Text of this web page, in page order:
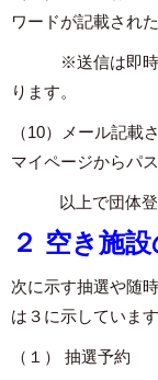
ワードが記載され
※送信は即時で
ります。
（10）メール記載
マイページからパ
以上で団体登録
２ 空き施
次に示す抽選や随
は３に示しています
（１） 抽選予約